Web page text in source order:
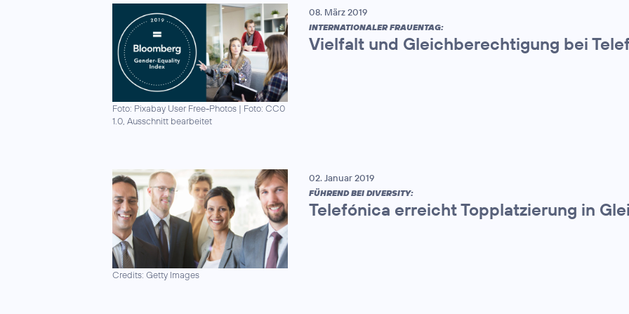
Foto: Pixabay User Free-Photos | Foto: CC0
1.0, Ausschnitt bearbeitet
08. März 2019
INTERNATIONALER FRAUENTAG:
Vielfalt und Gleichberechtigung bei
Credits: Getty Images
02. Januar 2019
FÜHREND BEI DIVERSITY:
Telefónica erreicht Topplatzierung in